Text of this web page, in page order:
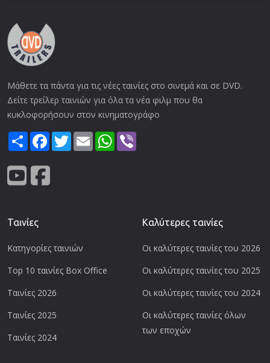
Μάθετε τα πάντα για τις νέες ταινίες στο σινεμά και σε DVD.
Δείτε τρείλερ ταινιών για όλα τα νέα φιλμ που θα
κυκλοφορήσουν στον κινηματογράφο
ShareFacebook
TwitterEmail WhatsApp
Ταινίες
Κατηγορίες ταινιών
Top 10 ταινίες Box Office
Ταινίες 2026
Ταινίες 2025
Ταινίες 2024
Καλύτερες ταινίες
Οι καλύτερες ταινίες του 2026
Οι καλύτερες ταινίες του 2025
Οι καλύτερες ταινίες του 2024
Οι καλύτερες ταινίες όλων
των εποχών